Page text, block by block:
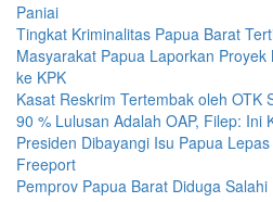
Paniai
Tingkat Kriminalitas Papua Barat
Masyarakat Papua Laporkan
ke KPK
Kasat Reskrim Tertembak oleh OTK
90 % Lulusan Adalah OAP, Filep: Ini
Presiden Dibayangi Isu Papua
Freeport
Pemprov Papua Barat Diduga